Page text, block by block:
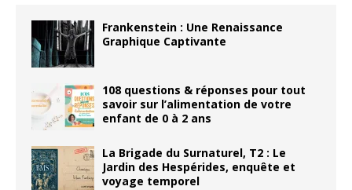
Frankenstein : Une Renaissance
Graphique Captivante
108 questions & réponses pour tout
savoir sur l’alimentation de votre
enfant de 0 à 2 ans
La Brigade du Surnaturel, T2 : Le
Jardin des Hespérides, enquête et
voyage temporel